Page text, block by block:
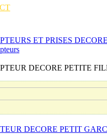
ET PRISES
DECORE PETITE
DECORE PETIT